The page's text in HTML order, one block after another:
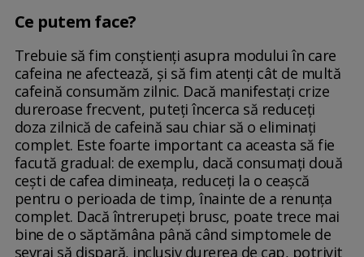
Ce putem face?
Trebuie să fim conștienți asupra modului în care
cafeina ne afectează, și să fim atenți cât de multă
cafeină consumăm zilnic. Dacă manifestați crize
dureroase frecvent, puteți încerca să reduceți
doza zilnică de cafeină sau chiar să o eliminați
complet. Este foarte important ca aceasta să fie
facută gradual: de exemplu, dacă consumați două
cești de cafea dimineața, reduceți la o ceașcă
pentru o perioada de timp, înainte de a renunța
complet. Dacă întrerupeți brusc, poate trece mai
bine de o săptămâna până când simptomele de
sevraj să dispară, inclusiv durerea de cap, potrivit